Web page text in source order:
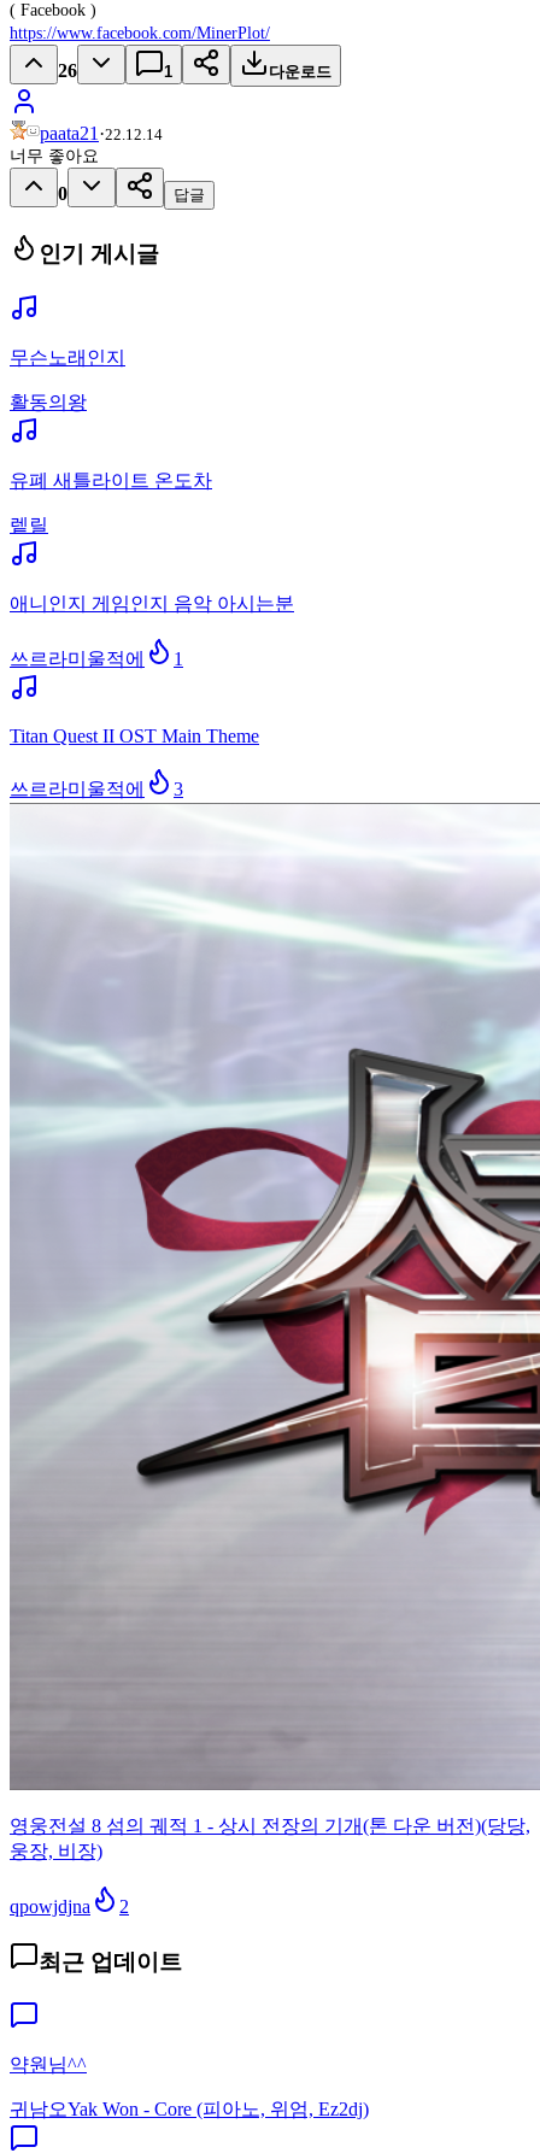
( Facebook )
https://www.facebook.com/MinerPlot/
26 1 다운로드
paata21·22.12.14
너무 좋아요
0 답글
인기 게시글
무슨노래인지
활동의왕
유폐 새틀라이트 온도차
렡릴
애니인지 게임인지 음악 아시는분
쓰르라미울적에 1
Titan Quest II OST Main Theme
쓰르라미울적에 3
영웅전설 8 섬의 궤적 1 - 상시 전장의 기개(톤 다운 버전)(당당,
웅장, 비장)
qpowjdjna 2
최근 업데이트
약원님^^
귀남오Yak Won - Core (피아노, 위엄, Ez2dj)